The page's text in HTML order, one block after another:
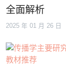
全面解析
2025 年 01 月 26 日